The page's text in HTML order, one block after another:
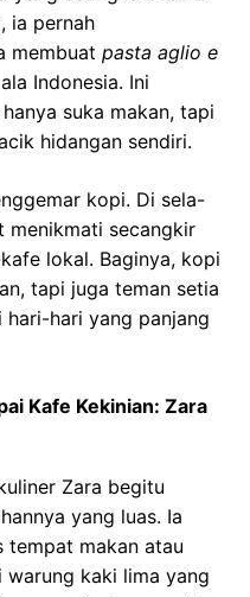
ia pernah
membuat pasta aglio e
Indonesia. Ini
suka makan, tapi
hidangan sendiri.
kopi. Di sela-
menikmati secangkir
lokal. Baginya, kopi
tapi juga teman setia
hari-hari yang panjang
Kafe Kekinian: Zara
Zara begitu
yang luas. Ia
tempat makan atau
warung kaki lima yang